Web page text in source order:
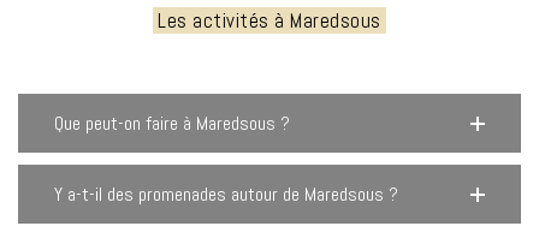
Les activités à Maredsous
Que peut-on faire à Maredsous ?
Y a-t-il des promenades autour de Maredsous ?